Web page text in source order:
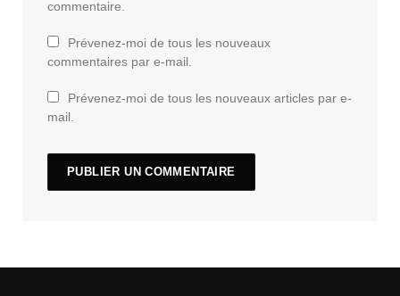
commentaire.
Prévenez-moi de tous les nouveaux
commentaires par e-mail.
Prévenez-moi de tous les nouveaux articles par e-
mail.